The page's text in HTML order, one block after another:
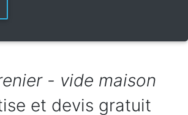
- vide maison
et devis gratuit